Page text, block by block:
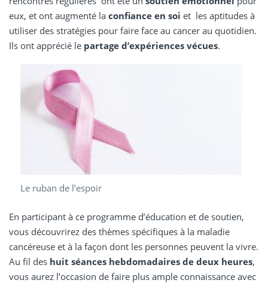
eux, et ont augmenté la confiance en soi et les aptitudes à
utiliser des stratégies pour faire face au cancer au quotidien.
Ils ont apprécié le partage d’expériences vécues.
Le ruban de l’espoir
En participant à ce programme d’éducation et de soutien,
vous découvrirez des thèmes spécifiques à la maladie
cancéreuse et à la façon dont les personnes peuvent la vivre.
Au fil des huit séances hebdomadaires de deux heures,
vous aurez l’occasion de faire plus ample connaissance avec